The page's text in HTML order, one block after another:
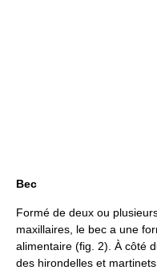
Bec
Formé de deux ou
maxillaires, le bec a une
alimentaire (fig. 2). À côté
des hirondelles et